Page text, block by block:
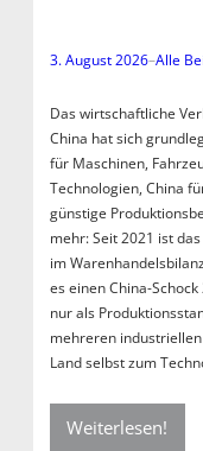
3. August 2026–Alle
Das wirtschaftliche
China hat sich
für Maschinen,
Technologien, China
günstige
mehr: Seit 2021 ist
im
es einen China-
nur als
mehreren
Land selbst zum
Weiterlesen!